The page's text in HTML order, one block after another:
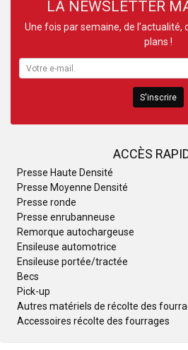
ACCÈS
Presse Haute Densité
Presse Moyenne Densité
Presse ronde
Presse enrubanneuse
Remorque autochargeuse
Ensileuse automotrice
Ensileuse portée/tractée
Becs
Pick-up
Autres matériels de récolte des
Accessoires récolte des fourrages
LA NEWSLETTER
Une fois par semaine, de l’actualité,
plans !
S'inscrire